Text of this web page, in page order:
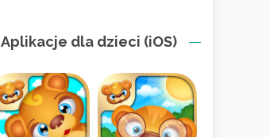
Aplikacje dla dzieci (iOS)